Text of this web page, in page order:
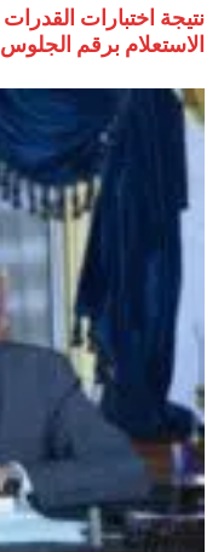
الاستعلام برقم الجلوس